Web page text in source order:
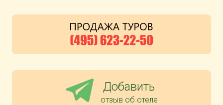
Добавить
отзыв об отеле